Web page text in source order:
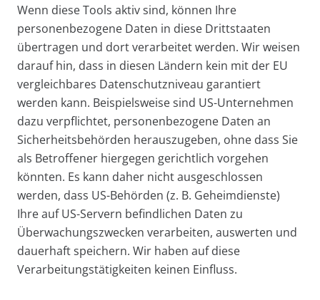
Wenn diese Tools aktiv sind, können Ihre
personenbezogene Daten in diese Drittstaaten
übertragen und dort verarbeitet werden. Wir weisen
darauf hin, dass in diesen Ländern kein mit der EU
vergleichbares Datenschutzniveau garantiert
werden kann. Beispielsweise sind US-Unternehmen
dazu verpflichtet, personenbezogene Daten an
Sicherheitsbehörden herauszugeben, ohne dass Sie
als Betroffener hiergegen gerichtlich vorgehen
könnten. Es kann daher nicht ausgeschlossen
werden, dass US-Behörden (z. B. Geheimdienste)
Ihre auf US-Servern befindlichen Daten zu
Überwachungszwecken verarbeiten, auswerten und
dauerhaft speichern. Wir haben auf diese
Verarbeitungstätigkeiten keinen Einfluss.